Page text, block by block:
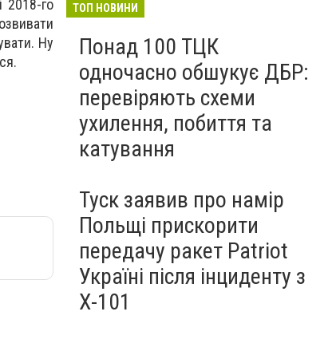
2018-го
Ну
ТОП НОВИНИ
Понад 100 ТЦК
одночасно обшукує ДБР:
перевіряють схеми
ухилення, побиття та
катування
Туск заявив про намір
Польщі прискорити
передачу ракет Patriot
Україні після інциденту з
Х-101